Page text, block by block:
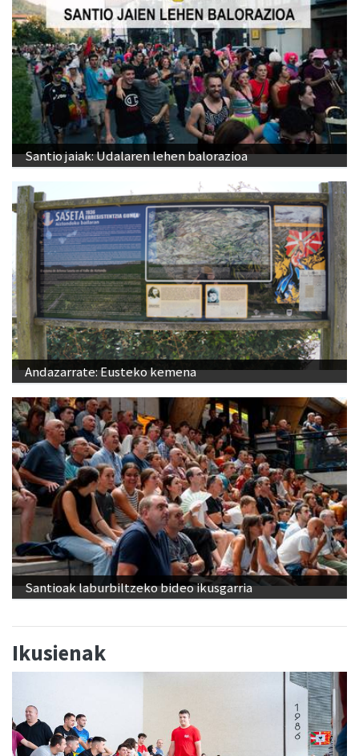
Santio jaiak: Udalaren lehen balorazioa
Andazarrate: Eusteko kemena
Santioak laburbiltzeko bideo ikusgarria
Ikusienak